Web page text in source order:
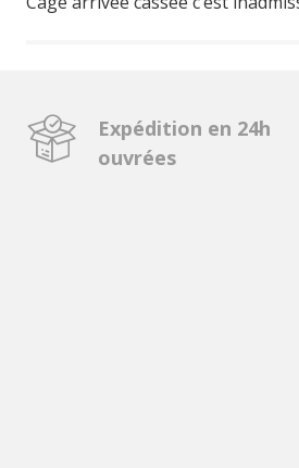
Expédition en 24h
ouvrées